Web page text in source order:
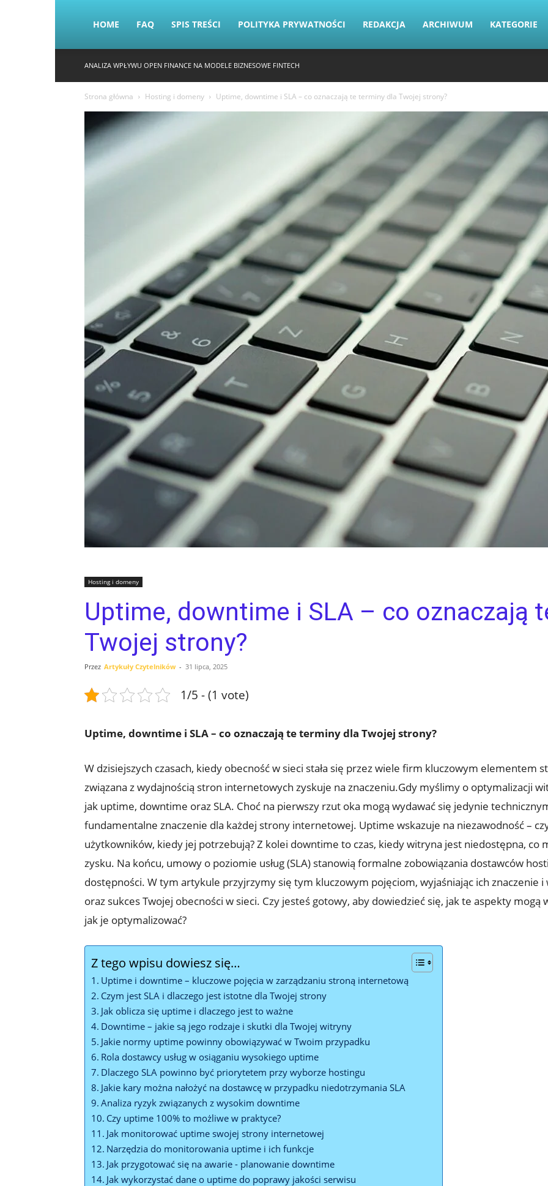
HOME FAQ SPIS TREŚCI POLITYKA PRYWATNOŚCI REDAKCJA ARCHIWUM KATEGORIE
ANALIZA WPŁYWU OPEN FINANCE NA MODELE BIZNESOWE FINTECH
Strona główna Hosting i domeny Uptime, downtime i SLA – co oznaczają te terminy dla Twojej strony?
Hosting i domeny
Uptime, downtime i SLA – co oznaczają
Twojej strony?
Przez Artykuły Czytelników - 31 lipca, 2025
1/5 - (1 vote)
Uptime, downtime i SLA – co oznaczają te⁣ terminy ⁤dla Twojej strony?
W dzisiejszych czasach, kiedy obecność ⁢w sieci ‍stała się przez wiele firm ‍kluczowym elementem
związana ⁤z wydajnością stron internetowych zyskuje na znaczeniu.Gdy myślimy o optymalizacji
jak uptime, downtime oraz SLA. Choć na pierwszy rzut⁤ oka mogą wydawać ‍się jedynie
fundamentalne znaczenie dla każdej strony internetowej. Uptime wskazuje na niezawodność –
użytkowników,⁣ kiedy jej potrzebują? Z kolei downtime to czas, kiedy witryna jest‍ niedostępna, ‌co
zysku. ⁣Na końcu, ⁣umowy o⁢ poziomie usług (SLA) stanowią formalne zobowiązania⁢ dostawców
dostępności. W tym artykule przyjrzymy ⁣się tym kluczowym pojęciom, wyjaśniając ich znaczenie i
oraz sukces ​Twojej obecności w sieci. Czy ⁢jesteś gotowy, aby dowiedzieć się, jak te aspekty ⁣mogą
jak je optymalizować?
Z tego wpisu dowiesz się…
Uptime i downtime – kluczowe pojęcia w zarządzaniu stroną internetową
Czym jest ⁤SLA i dlaczego jest istotne ‌dla Twojej strony
Jak oblicza się uptime i dlaczego jest to ważne
Downtime – jakie są jego rodzaje i skutki dla ‌Twojej witryny
Jakie normy uptime powinny obowiązywać w Twoim ⁣przypadku
Rola dostawcy usług w osiąganiu wysokiego uptime
Dlaczego SLA powinno być⁢ priorytetem przy wyborze hostingu
Jakie kary można nałożyć na dostawcę w przypadku niedotrzymania SLA
Analiza ryzyk związanych z wysokim downtime
Czy uptime 100% to możliwe w praktyce?
Jak monitorować uptime swojej strony internetowej
Narzędzia do monitorowania uptime i ich funkcje
Jak przygotować się na awarie ⁤- planowanie downtime
Jak wykorzystać dane o uptime do poprawy ⁢jakości ⁢serwisu